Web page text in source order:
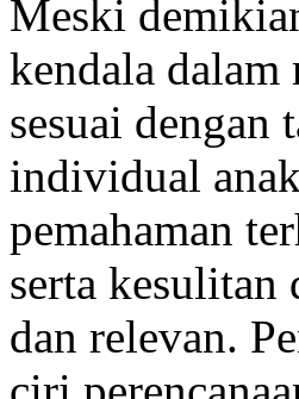
Meski
kendala dalam
sesuai dengan
individual
pemahaman
serta kesulitan
dan relevan.